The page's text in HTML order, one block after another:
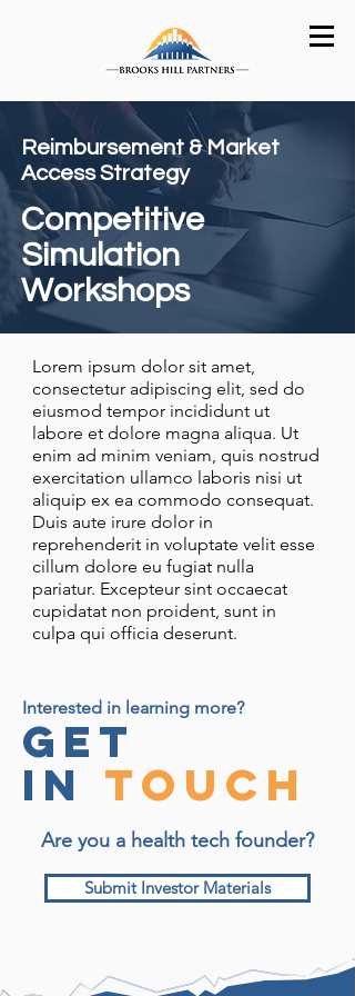
Reimbursement & Market
Access Strategy
Competitive
Simulation
Workshops
Lorem ipsum dolor sit amet,
consectetur adipiscing elit, sed do
eiusmod tempor incididunt ut
labore et dolore magna aliqua. Ut
enim ad minim veniam, quis nostrud
exercitation ullamco laboris nisi ut
aliquip ex ea commodo consequat.
Duis aute irure dolor in
reprehenderit in voluptate velit esse
cillum dolore eu fugiat nulla
pariatur. Excepteur sint occaecat
cupidatat non proident, sunt in
culpa qui officia deserunt.
Interested in learning more?
Get
in Touch
Are you a health tech founder?
Submit Investor Materials